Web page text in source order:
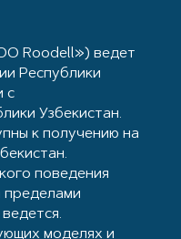
Roodell») ведет
Республики
с
Узбекистан.
к получению на
поведения
пределами
моделях и